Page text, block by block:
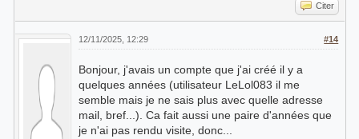
Citer
#14
12/11/2025, 12:29
Bonjour, j'avais un compte que j'ai créé il y a
quelques années (utilisateur LeLol083 il me
semble mais je ne sais plus avec quelle adresse
mail, bref...). Ca fait aussi une paire d'années que
je n'ai pas rendu visite, donc...